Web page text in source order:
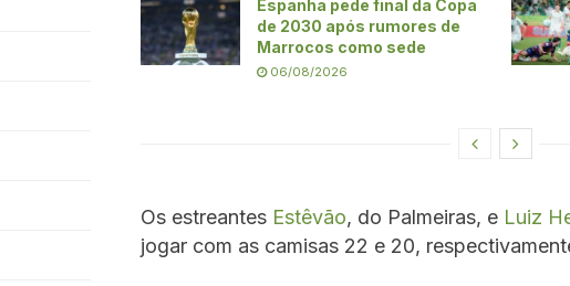
Espanha pede final da Copa
de 2030 após rumores de
Marrocos como sede
06/08/2026
Os estreantes Estêvão, do Palmeiras, e Luiz
jogar com as camisas 22 e 20,